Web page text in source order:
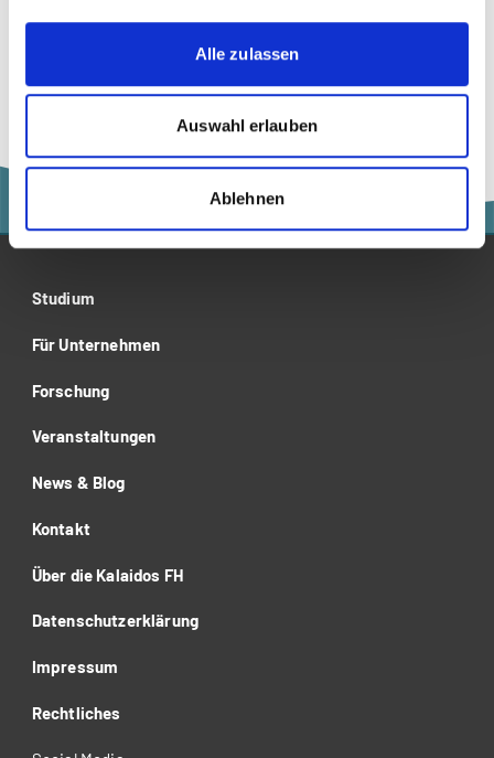
Alle zulassen
Auswahl erlauben
Ablehnen
Studium
Für Unternehmen
Forschung
Veranstaltungen
News & Blog
Kontakt
Über die Kalaidos FH
Datenschutzerklärung
Impressum
Rechtliches